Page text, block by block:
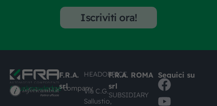
Iscriviti ora!
#busknowledgecompany
F.R.A.
srl
HEADOFFICE
Via C.G.
Sallustio,
F.R.A. ROMA
srl
SUBSIDIARY
Seguici su